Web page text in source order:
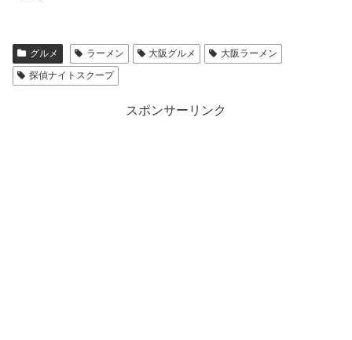
グルメ ラーメン 大阪グルメ
大阪ラーメン
探偵ナイトスクープ
スポンサーリンク